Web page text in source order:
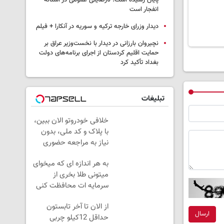
ارسال
انفجار است
دیدار وزرای خارجه ترکیه و سوریه در آنکارا + فیلم
نچیروان بارزانی در دیدار با نخست‌وزیر عراق بر
حمایت اقلیم کردستان از اجرای برنامه‌های دولت
بغداد تأکید کرد
تبلیغات
خلافی خودروتو الان ببین،
با پلاک و کد ملی، بدون
نیاز به مراجعه حضوری
به هر اندازه ای که میخوای
میتونی طلا بخری از
سرمایه ات محافظت کنی
از الان تا آخر تابستون
حداقل 12کیلو چربی